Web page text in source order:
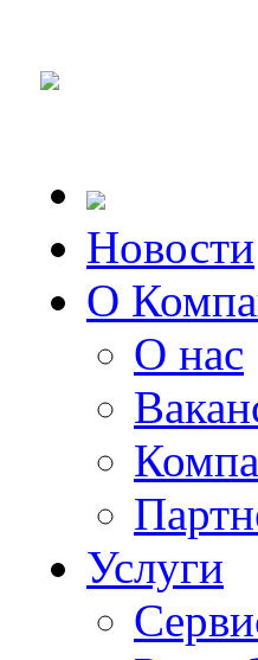
Новости
О
О нас
Услуги